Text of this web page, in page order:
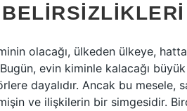
olacağı, ülkeden ülkeye,
evin kiminle kalacağı
dayalıdır. Ancak bu mesele,
ve ilişkilerin bir simgesidir.